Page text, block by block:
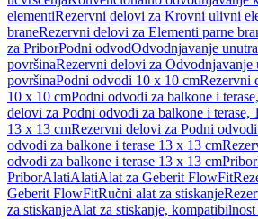
elementiRezervni delovi za Krovni ulivni
braneRezervni delovi za Elementi parne
za PriborPodni odvodOdvodnjavanje
površinaRezervni delovi za Odvodnjavanje
površinaPodni odvodi 10 x 10 cmRezervni
10 x 10 cmPodni odvodi za balkone i
delovi za Podni odvodi za balkone i terase,
13 x 13 cmRezervni delovi za Podni
odvodi za balkone i terase 13 x 13 cm
odvodi za balkone i terase 13 x 13 cmPribor
PriborAlatiAlatiAlat za Geberit FlowFit
Geberit FlowFitRučni alat za stiskanje
za stiskanjeAlat za stiskanje,